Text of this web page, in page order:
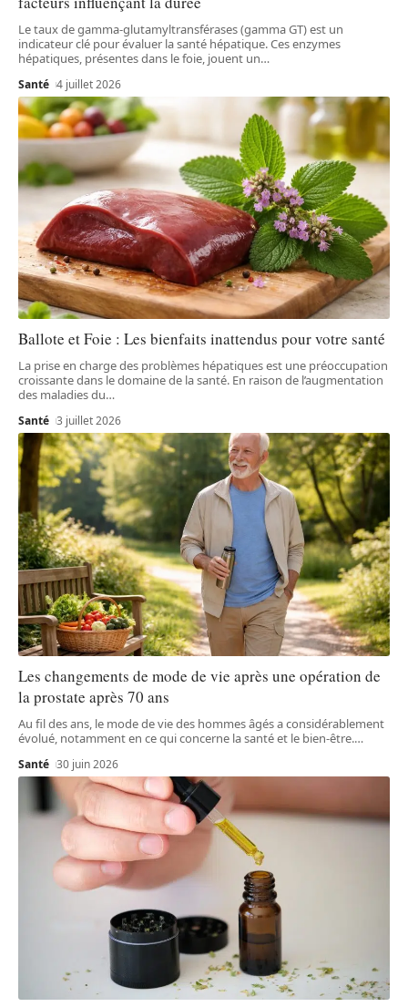
Le taux de gamma-glutamyltransférases (gamma GT) est un
indicateur clé pour évaluer la santé hépatique. Ces enzymes
hépatiques, présentes dans le foie, jouent un…
Santé 4 juillet 2026
Ballote et Foie : Les bienfaits inattendus pour votre santé
La prise en charge des problèmes hépatiques est une préoccupation
croissante dans le domaine de la santé. En raison de l’augmentation
des maladies du…
Santé 3 juillet 2026
Les changements de mode de vie après une opération de
la prostate après 70 ans
Au fil des ans, le mode de vie des hommes âgés a considérablement
évolué, notamment en ce qui concerne la santé et le bien-être.…
Santé 30 juin 2026